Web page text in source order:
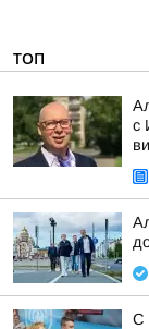
ТОП
с
С